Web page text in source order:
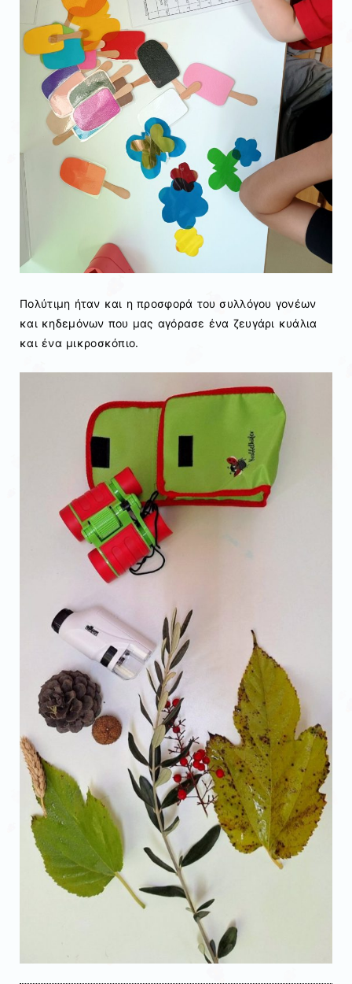
Πολύτιμη ήταν και η προσφορά του συλλόγου γονέων
και κηδεμόνων που μας αγόρασε ένα ζευγάρι κυάλια
και ένα μικροσκόπιο.